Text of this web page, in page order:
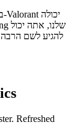
להגיע לשם הרבה
Refreshed